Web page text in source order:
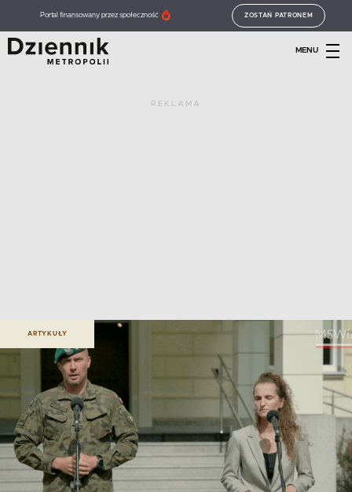
Portal finansowany przez społeczność ZOSTAŃ PATRONEM
MENU
REKLAMA
ARTYKUŁY